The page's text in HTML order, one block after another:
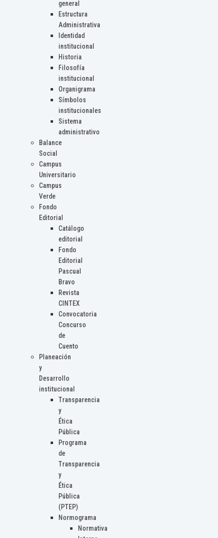
general
Estructura
Administrativa
Identidad
institucional
Historia
Filosofía
institucional
Organigrama
Símbolos
institucionales
Sistema
administrativo
Balance
Social
Campus
Universitario
Campus
Verde
Fondo
Editorial
Catálogo
editorial
Fondo
Editorial
Pascual
Bravo
Revista
CINTEX
Convocatoria
Concurso
de
Cuento
Planeación
y
Desarrollo
institucional
Transparencia
y
Ética
Pública
Programa
de
Transparencia
y
Ética
Pública
(PTEP)
Normograma
Normativa